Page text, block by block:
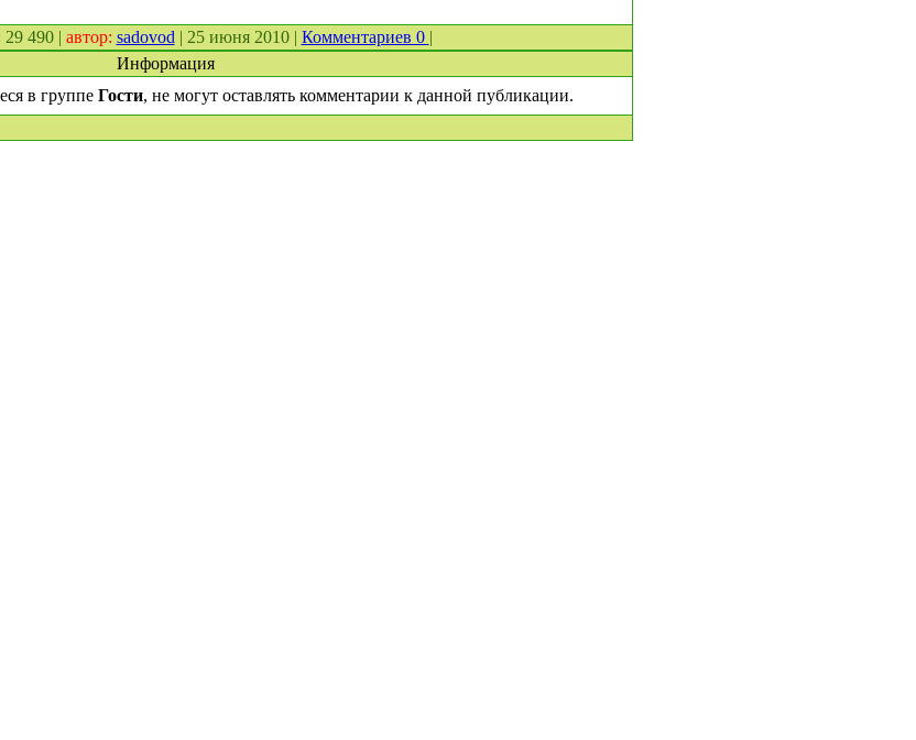
29 490 | автор: sadovod | 25 июня 2010 | Комментариев 0 |
Информация
в группе Гости, не могут оставлять комментарии к данной публикации.